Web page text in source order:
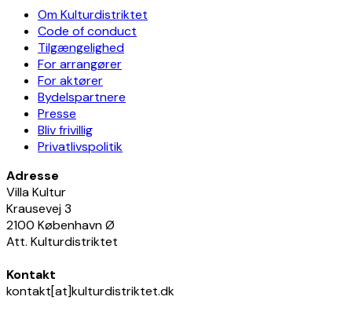
Om Kulturdistriktet
Code of conduct
Tilgængelighed
For arrangører
For aktører
Bydelspartnere
Presse
Bliv frivillig
Privatlivspolitik
Adresse
Villa Kultur
Krausevej 3
2100 København Ø
Att. Kulturdistriktet
Kontakt
kontakt[at]kulturdistriktet.dk